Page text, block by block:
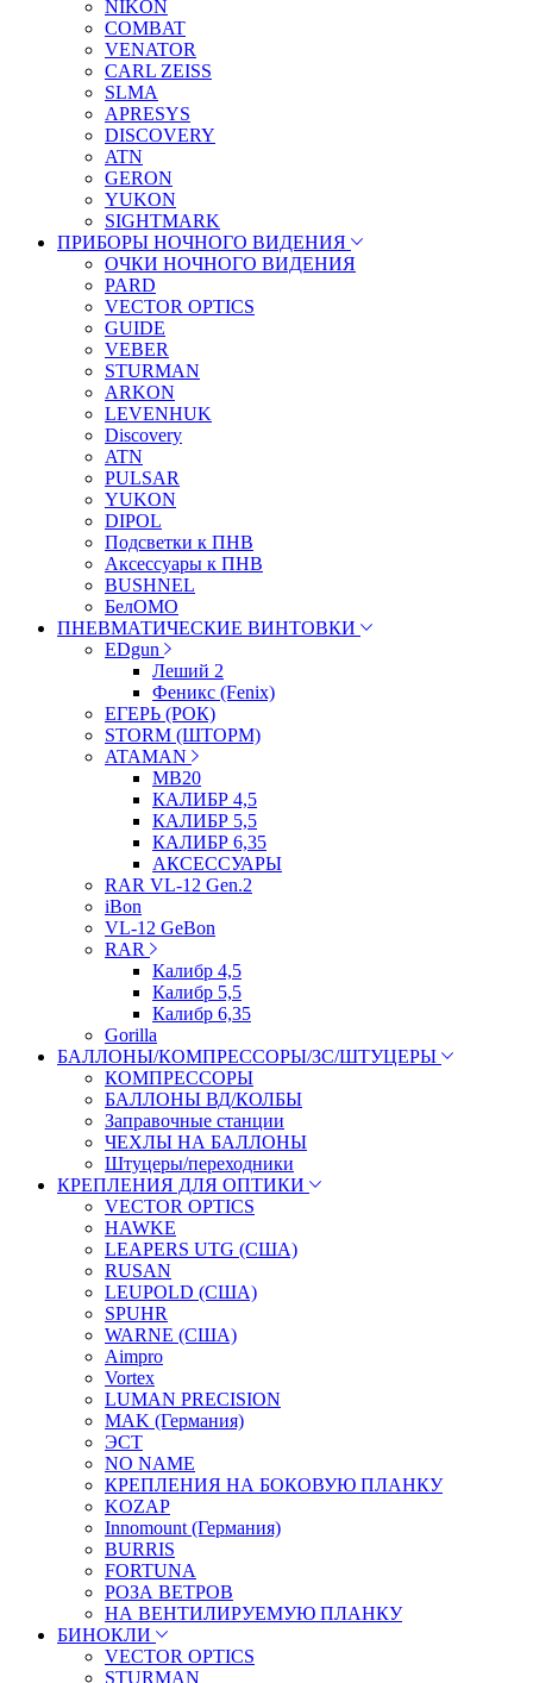
NIKON
COMBAT
VENATOR
CARL ZEISS
SLMA
APRESYS
DISCOVERY
ATN
GERON
YUKON
SIGHTMARK
ПРИБОРЫ НОЧНОГО ВИДЕНИЯ
ОЧКИ НОЧНОГО ВИДЕНИЯ
PARD
VECTOR OPTICS
GUIDE
VEBER
STURMAN
ARKON
LEVENHUK
Discovery
ATN
PULSAR
YUKON
DIPOL
Подсветки к ПНВ
Аксессуары к ПНВ
BUSHNEL
БелОМО
ПНЕВМАТИЧЕСКИЕ ВИНТОВКИ
EDgun
Леший 2
Феникс (Fenix)
ЕГЕРЬ (РОК)
STORM (ШТОРМ)
ATAMAN
МВ20
КАЛИБР 4,5
КАЛИБР 5,5
КАЛИБР 6,35
АКСЕССУАРЫ
RAR VL-12 Gen.2
iBon
VL-12 GeBon
RAR
Калибр 4,5
Калибр 5,5
Калибр 6,35
Gorilla
БАЛЛОНЫ/КОМПРЕССОРЫ/ЗС/ШТУЦЕРЫ
КОМПРЕССОРЫ
БАЛЛОНЫ ВД/КОЛБЫ
Заправочные станции
ЧЕХЛЫ НА БАЛЛОНЫ
Штуцеры/переходники
КРЕПЛЕНИЯ ДЛЯ ОПТИКИ
VECTOR OPTICS
HAWKE
LEAPERS UTG (США)
RUSAN
LEUPOLD (США)
SPUHR
WARNE (США)
Aimpro
Vortex
LUMAN PRECISION
MAK (Германия)
ЭСТ
NO NAME
КРЕПЛЕНИЯ НА БОКОВУЮ ПЛАНКУ
KOZAP
Innomount (Германия)
BURRIS
FORTUNA
РОЗА ВЕТРОВ
НА ВЕНТИЛИРУЕМУЮ ПЛАНКУ
БИНОКЛИ
VECTOR OPTICS
STURMAN